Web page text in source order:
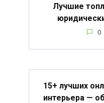
Лучшие
0
15+ лучших
интерьера —